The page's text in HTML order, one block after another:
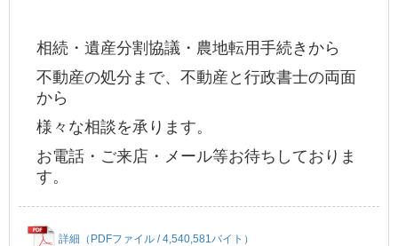
相続・遺産分割協議・農地転用手続きから
不動産の処分まで、不動産と行政書士の両面
から
様々な相談を承ります。
お電話・ご来店・メール等お待ちしておりま
す。
詳細（PDFファイル / 4,540,581バイト）